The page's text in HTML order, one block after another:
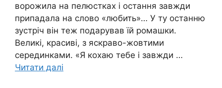
ворожила на пелюстках і остання завжди
припадала на слово «любить»… У ту останню
зустріч він теж подарував їй ромашки.
Великі, красиві, з яскраво-жовтими
серединками. «Я кохаю тебе і завжди …
Читати далі